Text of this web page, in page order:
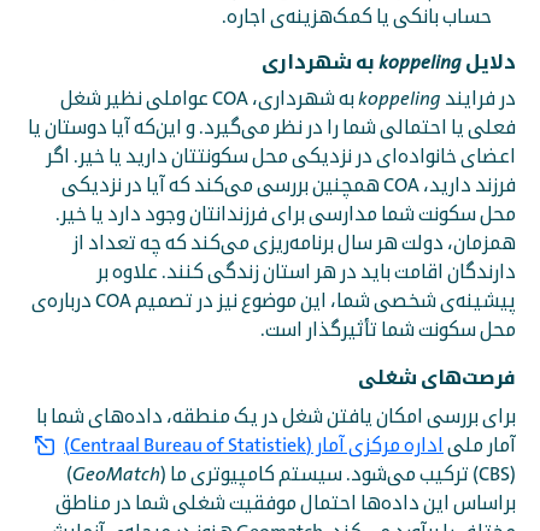
حساب بانکی یا کمک‌هزینه‌ی اجاره.
دلایل koppeling به شهرداری
در فرایند koppeling
به شهرداری، COA عواملی نظیر شغل
فعلی یا احتمالی شما را در نظر می‌گیرد. و این‌که آیا دوستان یا
اعضای خانواده‌ای در نزدیکی محل سکونتتان دارید یا خیر. اگر
فرزند دارید، COA همچنین بررسی می‌کند که آیا در نزدیکی
محل سکونت شما مدارسی برای فرزندانتان وجود دارد یا خیر.
همزمان، دولت هر سال برنامه‌ریزی می‌کند که چه تعداد از
دارندگان اقامت باید در هر استان زندگی کنند. علاوه بر
پیشینه‌ی شخصی شما، این موضوع نیز در تصمیم COA درباره‌ی
محل سکونت شما تأثیرگذار است.
فرصت‌های شغلی
برای بررسی امکان یافتن شغل در یک منطقه، داده‌های شما با
آمار ملی اداره مرکزی آمار (Centraal Bureau of Statistiek)
(CBS) ترکیب می‌شود. سیستم کامپیوتری ما (
GeoMatch
)
براساس این داده‌ها احتمال موفقیت شغلی شما در مناطق